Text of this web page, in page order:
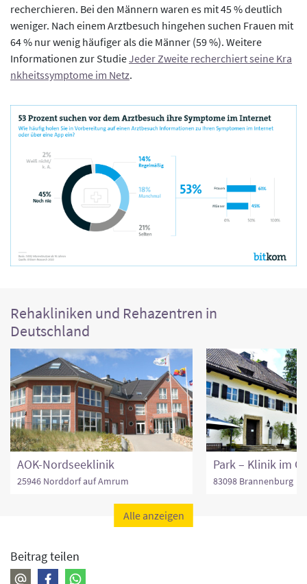
recherchieren. Bei den Männern waren es mit 45 % deutlich
weniger. Nach einem Arztbesuch hingehen suchen Frauen mit
64 % nur wenig häufiger als die Männer (59 %). Weitere
Informationen zur StudieJeder Zweite recherchiert seine Kra
nkheitssymptome im Netz.
Rehakliniken und Rehazentren in
Deutschland
AOK-Nordseeklinik
25946 Norddorf auf Amrum 83098 Brannenburg
Alle anzeigen
Beitrag teilen